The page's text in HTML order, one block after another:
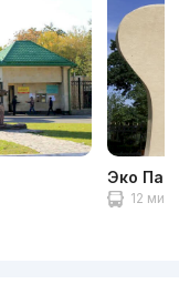
Эко
12 мин